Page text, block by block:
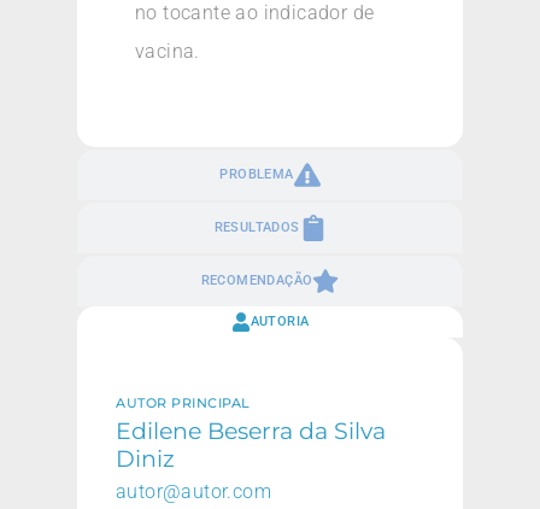
PROBLEMA
RESULTADOS
RECOMENDAÇÃO
no tocante ao indicador de
vacina.
AUTORIA
AUTOR PRINCIPAL
Edilene Beserra da Silva
Diniz
autor@autor.com